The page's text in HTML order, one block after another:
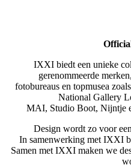
IXXI biedt een unieke
gerenommeerde
fotobureaus en topmusea
National Gallery
MAI, Studio Boot, Nijntje
Design wordt zo voor
In samenwerking met IXXI
Samen met IXXI maken we